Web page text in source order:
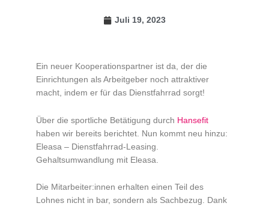
Juli 19, 2023
Ein neuer Kooperationspartner ist da, der die
Einrichtungen als Arbeitgeber noch attraktiver
macht, indem er für das Dienstfahrrad sorgt!
Über die sportliche Betätigung durch Hansefit
haben wir bereits berichtet. Nun kommt neu hinzu:
Eleasa – Dienstfahrrad-Leasing.
Gehaltsumwandlung mit Eleasa.
Die Mitarbeiter:innen erhalten einen Teil des
Lohnes nicht in bar, sondern als Sachbezug. Dank